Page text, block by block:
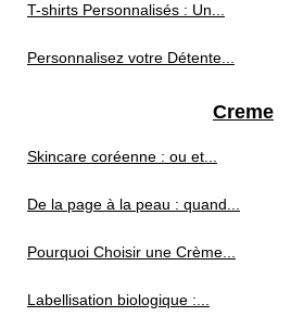
T-shirts Personnalisés : Un...
Personnalisez votre Détente...
Creme
Skincare coréenne : ou et...
De la page à la peau : quand...
Pourquoi Choisir une Crème...
Labellisation biologique :...